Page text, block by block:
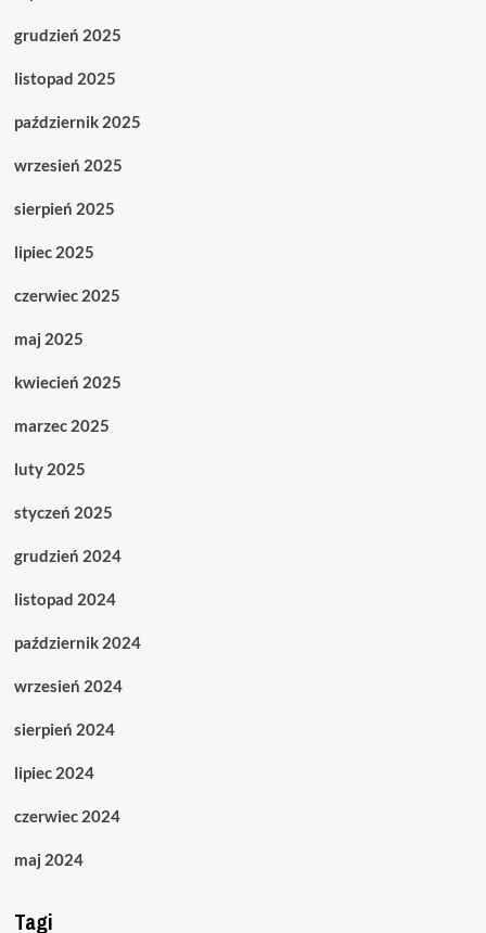
grudzień 2025
listopad 2025
październik 2025
wrzesień 2025
sierpień 2025
lipiec 2025
czerwiec 2025
maj 2025
kwiecień 2025
marzec 2025
luty 2025
styczeń 2025
grudzień 2024
listopad 2024
październik 2024
wrzesień 2024
sierpień 2024
lipiec 2024
czerwiec 2024
maj 2024
Tagi